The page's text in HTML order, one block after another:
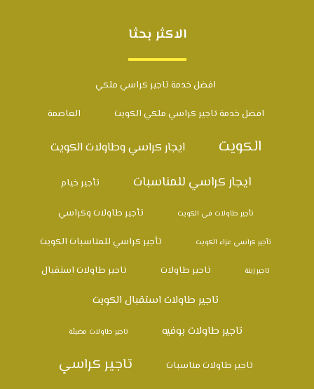
الاكثر بحثا
افضل خدمة تاجير كراسي ملكي
افضل خدمة تاجير كراسي ملكي الكويت العاصمة
الكويت ايجار كراسي وطاولات الكويت
ايجار كراسي للمناسبات تأجير خيام
تأجير طاولات في الكويت تأجير طاولات وكراسي
تأجير كراسي عزاء الكويت تأجير كراسي للمناسبات الكويت
تاجير زينة تاجير طاولات تاجير طاولات استقبال
تاجير طاولات استقبال الكويت
تاجير طاولات بوفيه
تاجير طاولات مضيئة
تاجير طاولات مناسبات تاجير كراسي